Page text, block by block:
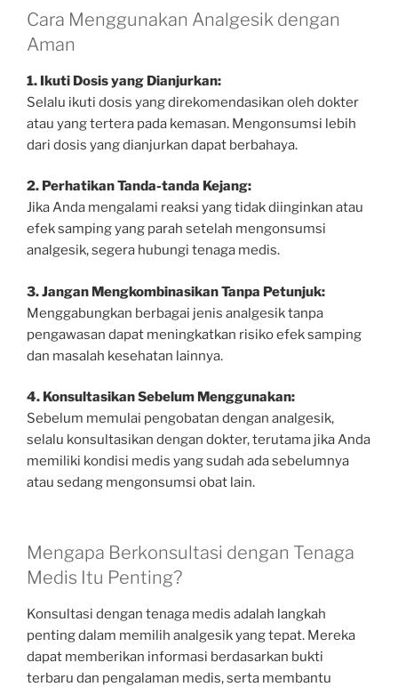
Cara Menggunakan Analgesik dengan
Aman
1. Ikuti Dosis yang Dianjurkan:
Selalu ikuti dosis yang direkomendasikan oleh dokter
atau yang tertera pada kemasan. Mengonsumsi lebih
dari dosis yang dianjurkan dapat berbahaya.
2. Perhatikan Tanda-tanda Kejang:
Jika Anda mengalami reaksi yang tidak diinginkan atau
efek samping yang parah setelah mengonsumsi
analgesik, segera hubungi tenaga medis.
3. Jangan Mengkombinasikan Tanpa Petunjuk:
Menggabungkan berbagai jenis analgesik tanpa
pengawasan dapat meningkatkan risiko efek samping
dan masalah kesehatan lainnya.
4. Konsultasikan Sebelum Menggunakan:
Sebelum memulai pengobatan dengan analgesik,
selalu konsultasikan dengan dokter, terutama jika Anda
memiliki kondisi medis yang sudah ada sebelumnya
atau sedang mengonsumsi obat lain.
Mengapa Berkonsultasi dengan Tenaga
Medis Itu Penting?
Konsultasi dengan tenaga medis adalah langkah
penting dalam memilih analgesik yang tepat. Mereka
dapat memberikan informasi berdasarkan bukti
terbaru dan pengalaman medis, serta membantu